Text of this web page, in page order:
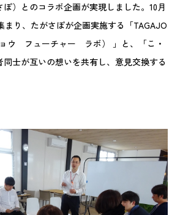
）とのコラボ企画が実現しました。10月
まり、たがさぽが企画実施する「TAGAJO
ウ フューチャー ラボ） 」と、「こ・
士が互いの想いを共有し、意見交換する